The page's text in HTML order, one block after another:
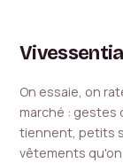
Vivessentia
On essaie, on
marché : gestes
tiennent, petits
vêtements